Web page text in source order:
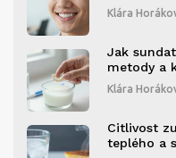
Klára
Jak
metody a
Klára
Citlivost
teplého a